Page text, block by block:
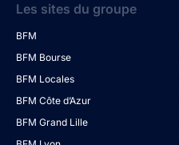
Les sites du groupe
BFM
BFM Bourse
BFM Locales
BFM Côte d’Azur
BFM Grand Lille